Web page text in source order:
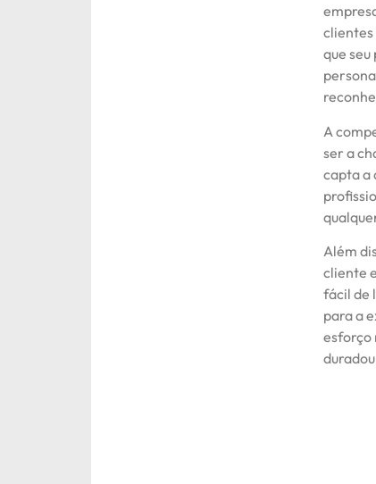
clientes
que
A
ser a
capta a
Além
cliente
fácil de
para a
esforço